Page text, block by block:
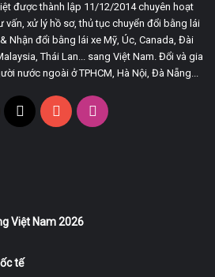
được thành lập 11/12/2014 chuyên hoạt
xử lý hồ sơ, thủ tục chuyển đổi bằng lái
Nhận đổi bằng lái xe Mỹ, Úc, Canada, Đài
Thái Lan... sang Việt Nam. Đổi và gia
nước ngoài ở TPHCM, Hà Nội, Đà Nẵng...
YouTubeInstagram
Việt Nam 2026
tế